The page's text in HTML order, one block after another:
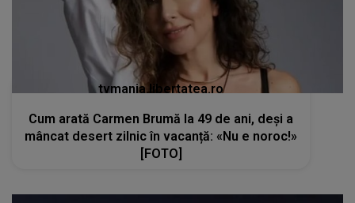
tvmania.libertatea.ro
Cum arată Carmen Brumă la 49 de ani, deși a
mâncat desert zilnic în vacanță: «Nu e noroc!»
[FOTO]